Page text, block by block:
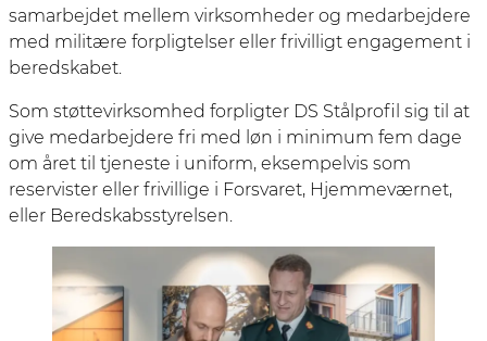
samarbejdet mellem virksomheder og medarbejdere
med militære forpligtelser eller frivilligt engagement i
beredskabet.
Som støttevirksomhed forpligter DS Stålprofil sig til at
give medarbejdere fri med løn i minimum fem dage
om året til tjeneste i uniform, eksempelvis som
reservister eller frivillige i Forsvaret, Hjemmeværnet,
eller Beredskabsstyrelsen.